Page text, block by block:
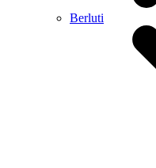
Berluti